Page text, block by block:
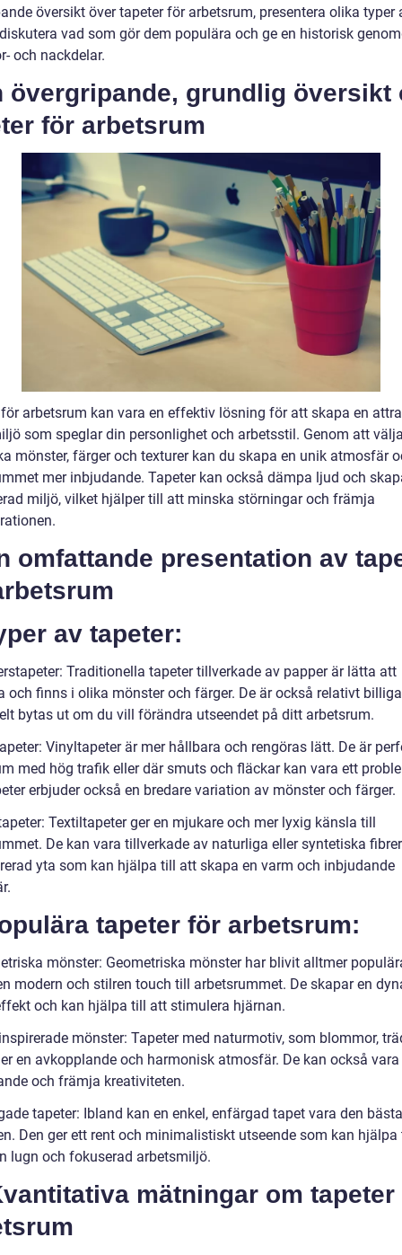
översikt över tapeter för arbetsrum, presentera olika typer
vad som gör dem populära och ge en historisk
och nackdelar.
övergripande, grundlig översikt
för arbetsrum
arbetsrum kan vara en effektiv lösning för att skapa en
som speglar din personlighet och arbetsstil. Genom att
mönster, färger och texturer kan du skapa en unik atmosfär
mer inbjudande. Tapeter kan också dämpa ljud och
miljö, vilket hjälper till att minska störningar och främja
omfattande presentation av
av tapeter:
Traditionella tapeter tillverkade av papper är lätta att
och finns i olika mönster och färger. De är också relativt
bytas ut om du vill förändra utseendet på ditt arbetsrum.
Vinyltapeter är mer hållbara och rengöras lätt. De är
med hög trafik eller där smuts och fläckar kan vara ett
erbjuder också en bredare variation av mönster och färger.
Textiltapeter ger en mjukare och mer lyxig känsla till
De kan vara tillverkade av naturliga eller syntetiska
yta som kan hjälpa till att skapa en varm och inbjudande
tapeter för arbetsrum:
mönster: Geometriska mönster har blivit alltmer
modern och stilren touch till arbetsrummet. De skapar en
och kan hjälpa till att stimulera hjärnan.
mönster: Tapeter med naturmotiv, som blommor,
en avkopplande och harmonisk atmosfär. De kan också vara
och främja kreativiteten.
tapeter: Ibland kan en enkel, enfärgad tapet vara den bästa
Den ger ett rent och minimalistiskt utseende som kan
lugn och fokuserad arbetsmiljö.
mätningar om tapeter